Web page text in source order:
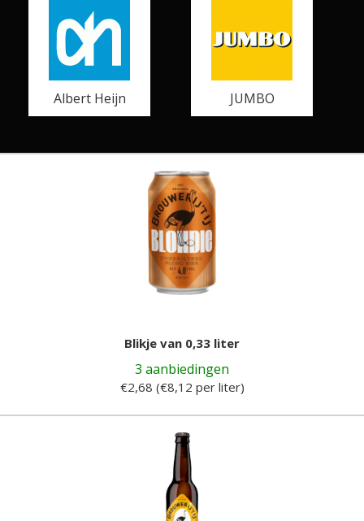
Albert Heijn JUMBO
Blikje van 0,33 liter
3 aanbiedingen
€2,68 (€8,12 per liter)